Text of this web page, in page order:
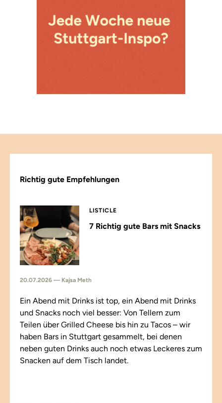
Richtig gute Empfehlungen
LISTICLE
7 Richtig gute Bars mit Snacks
20.07.2026 — Kajsa Meth
Ein Abend mit Drinks ist top, ein Abend mit Drinks
und Snacks noch viel besser: Von Tellern zum
Teilen über Grilled Cheese bis hin zu Tacos – wir
haben Bars in Stuttgart gesammelt, bei denen
neben guten Drinks auch noch etwas Leckeres zum
Snacken auf dem Tisch landet.